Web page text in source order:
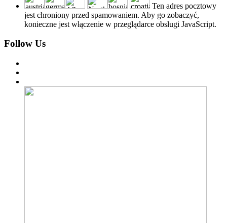
Ten adres pocztowy
jest chroniony przed spamowaniem. Aby go zobaczyć,
konieczne jest włączenie w przeglądarce obsługi JavaScript.
Follow Us